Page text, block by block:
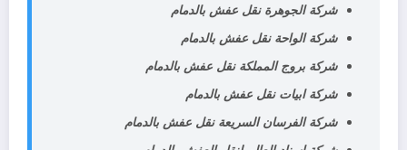
شركة الجوهرة نقل عفش بالدمام
شركة الواحة نقل عفش بالدمام
شركة بروج المملكة نقل عفش بالدمام
شركة ابيات نقل عفش بالدمام
شركة الفرسان السريعة نقل عفش بالدمام